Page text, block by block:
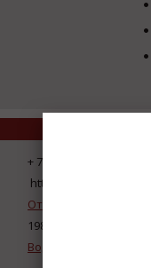
+ 7(812)3099799
https://
Отправить письмо
198152 г.Санкт-
Водопровод.